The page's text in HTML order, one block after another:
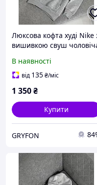
Люксова кофта худі Nike
вишивкою свуш
на флісі
В наявності
від 135₴/міс
1 350₴
Купити
GRYFON